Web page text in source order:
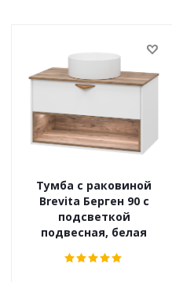
Тумба с раковиной
Brevita Берген 90 с
подсветкой
подвесная, белая